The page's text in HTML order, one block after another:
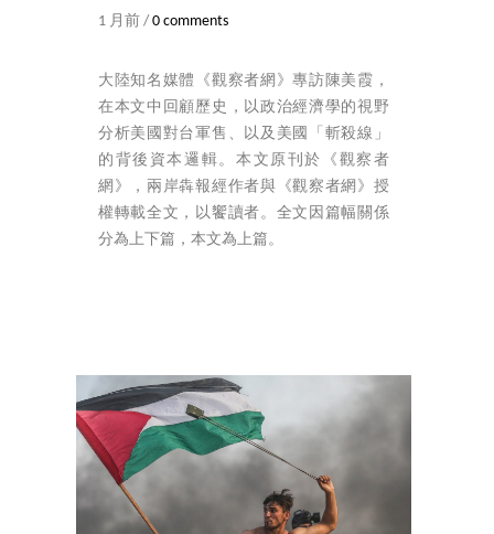
1 月前 / 0 comments
大陸知名媒體《觀察者網》專訪陳美霞，
在本文中回顧歷史，以政治經濟學的視野
分析美國對台軍售、以及美國「斬殺線」
的背後資本邏輯。本文原刊於《觀察者
網》，兩岸犇報經作者與《觀察者網》授
權轉載全文，以饗讀者。全文因篇幅關係
分為上下篇，本文為上篇。